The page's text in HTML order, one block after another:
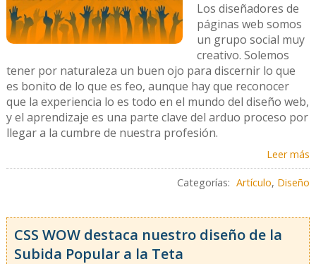
Los diseñadores de
páginas web somos
un grupo social muy
creativo. Solemos
tener por naturaleza un buen ojo para discernir lo que
es bonito de lo que es feo, aunque hay que reconocer
que la experiencia lo es todo en el mundo del diseño web,
y el aprendizaje es una parte clave del arduo proceso por
llegar a la cumbre de nuestra profesión.
Leer más
Categorías: Artículo, Diseño
CSS WOW destaca nuestro diseño de la
Subida Popular a la Teta